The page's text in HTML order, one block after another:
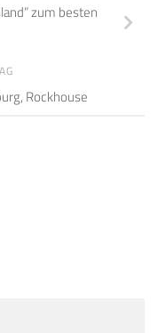
zum besten
Rockhouse